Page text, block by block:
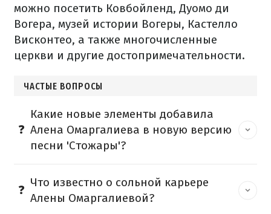
можно посетить Ковбойленд, Дуомо ди
Вогера, музей истории Вогеры, Кастелло
Висконтео, а также многочисленные
церкви и другие достопримечательности.
ЧАСТЫЕ ВОПРОСЫ
Какие новые элементы добавила
Алена Омаргалиева в новую версию
песни 'Стожары'?
Что известно о сольной карьере
Алены Омаргалиевой?